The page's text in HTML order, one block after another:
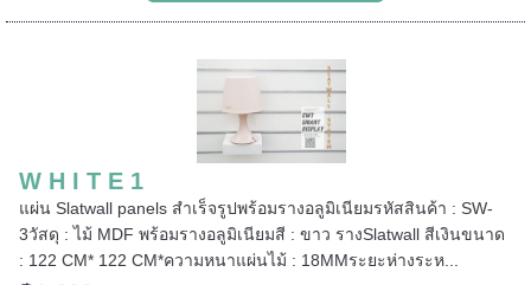
W H I T E 1
แผ่น Slatwall panels สำเร็จรูปพร้อมรางอลูมิเนียมรหัสสินค้า : SW-
3วัสดุ : ไม้ MDF พร้อมรางอลูมิเนียมสี : ขาว รางSlatwall สีเงินขนาด
: 122 CM* 122 CM*ความหนาแผ่นไม้ : 18MMระยะห่างระห...